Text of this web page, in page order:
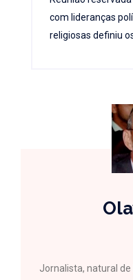
com lideranças
religiosas definiu
Jornalista, natural